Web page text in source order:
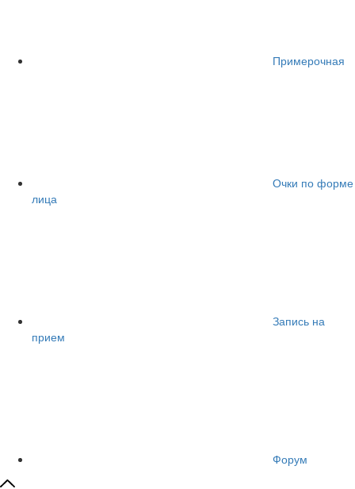
Примерочная
Очки по форме
лица
Запись на
прием
Форум